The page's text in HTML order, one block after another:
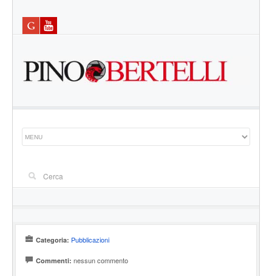
Categoria: Pubblicazioni
Commenti: nessun commento